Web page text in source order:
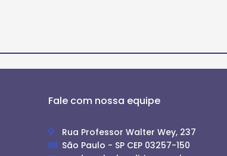
Fale com nossa equipe
Rua Professor Walter Wey, 237
São Paulo - SP CEP 03257-150